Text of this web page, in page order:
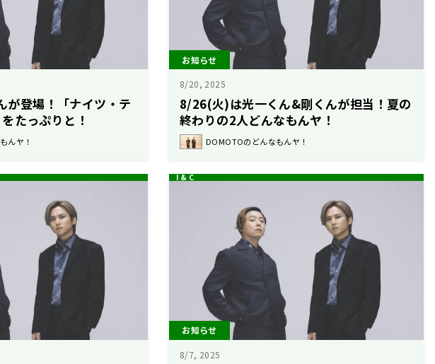
登場！「ナイツ・テ
たっぷりと！
んヤ！
お知らせ
8/20, 2025
8/26(火)は光一くん&剛くんが担当！夏の
終わりの2人どんなもんヤ！
DOMOTOのどんなもんヤ！
お知らせ
8/7, 2025